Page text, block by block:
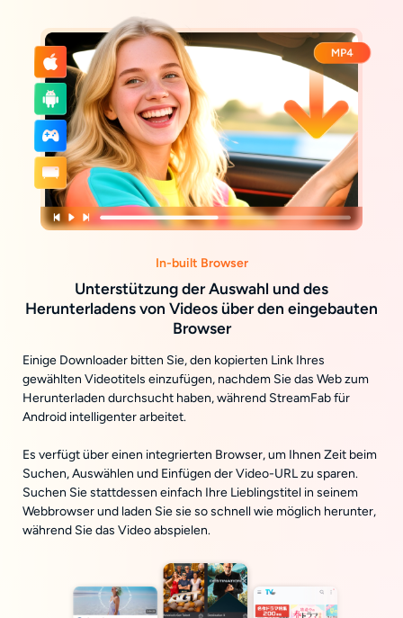
In-built Browser
Unterstützung der Auswahl und des
Herunterladens von Videos über den eingebauten
Browser
Einige Downloader bitten Sie, den kopierten Link Ihres
gewählten Videotitels einzufügen, nachdem Sie das Web zum
Herunterladen durchsucht haben, während StreamFab für
Android intelligenter arbeitet.
Es verfügt über einen integrierten Browser, um Ihnen Zeit beim
Suchen, Auswählen und Einfügen der Video-URL zu sparen.
Suchen Sie stattdessen einfach Ihre Lieblingstitel in seinem
Webbrowser und laden Sie sie so schnell wie möglich herunter,
während Sie das Video abspielen.